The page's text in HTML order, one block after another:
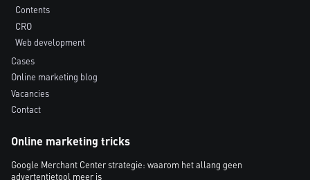
Contents
CRO
Web development
Cases
Online marketing blog
Vacancies
Contact
Online marketing tricks
Google Merchant Center strategie: waarom het allang geen
advertentietool meer is